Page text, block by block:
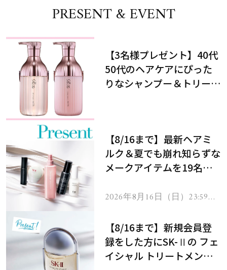
PRESENT & EVENT
【3名様プレゼント】40代
50代のヘアケアにぴった
りなシャンプー＆トリート
【8/16まで】最新ヘアミ
ルク＆夏でも崩れ知らずな
メークアイテムを19名様
2026年8月16日（日）23:59ま
【8/16まで】新規会員登
録をした方にSK-Ⅱの フェ
イシャル トリートメント